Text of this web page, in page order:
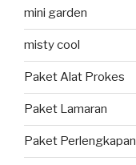
mini garden
misty cool
Paket Alat Prokes
Paket Lamaran
Paket